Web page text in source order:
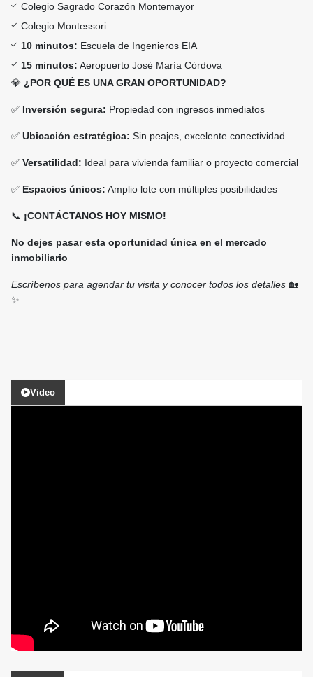
Colegio Sagrado Corazón Montemayor
Colegio Montessori
10 minutos: Escuela de Ingenieros EIA
15 minutos: Aeropuerto José María Córdova
💎 ¿POR QUÉ ES UNA GRAN OPORTUNIDAD?
✅ Inversión segura: Propiedad con ingresos inmediatos
✅ Ubicación estratégica: Sin peajes, excelente conectividad
✅ Versatilidad: Ideal para vivienda familiar o proyecto comercial
✅ Espacios únicos: Amplio lote con múltiples posibilidades
📞 ¡CONTÁCTANOS HOY MISMO!
No dejes pasar esta oportunidad única en el mercado
inmobiliario
Escríbenos para agendar tu visita y conocer todos los detalles 🏡
✨
Video